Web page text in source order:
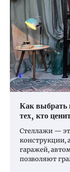
Как выбрать
тех, кто
Стеллажи —
конструкции,
гаражей,
позволяют